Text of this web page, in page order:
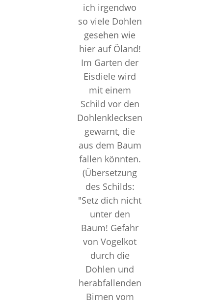
ich irgendwo
so viele Dohlen
gesehen wie
hier auf Öland!
Im Garten der
Eisdiele wird
mit einem
Schild vor den
Dohlenklecksen
gewarnt, die
aus dem Baum
fallen könnten.
(Übersetzung
des Schilds:
"Setz dich nicht
unter den
Baum! Gefahr
von Vogelkot
durch die
Dohlen und
herabfallenden
Birnen vom